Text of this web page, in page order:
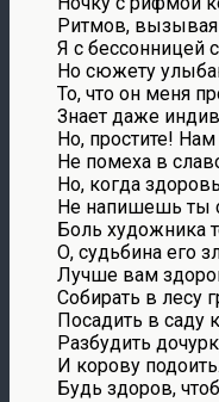
Ритмов, вызывая
Я с бессонницей
Но сюжету
То, что он меня
Знает даже
Но, простите!
Не помеха в
Но, когда
Не напишешь ты
Боль художника
О, судьбина его
Лучше вам
Собирать в лесу
Посадить в саду
Разбудить
И корову
Будь здоров,